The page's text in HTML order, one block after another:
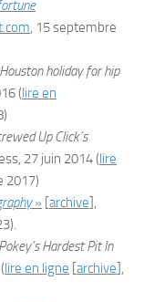
, 15 septembre
holiday for hip
(lire en
)
Up Click’s
,‎ 27 juin 2014(lire
2017)
» [archive],
).
Hardest Pit In
(lire en ligne [archive],